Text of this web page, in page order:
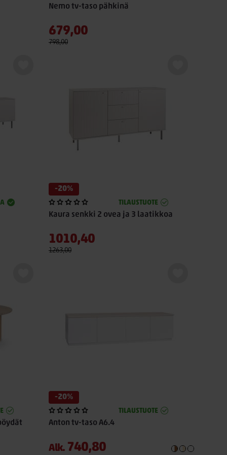
Nemo tv-taso pähkinä
679,00
798,00
-20%
TILAUSTUOTE
Kaura senkki 2 ovea ja 3 laatikkoa
1010,40
1263,00
-20%
TILAUSTUOTE
Anton tv-taso A6.4
Alk. 740,80